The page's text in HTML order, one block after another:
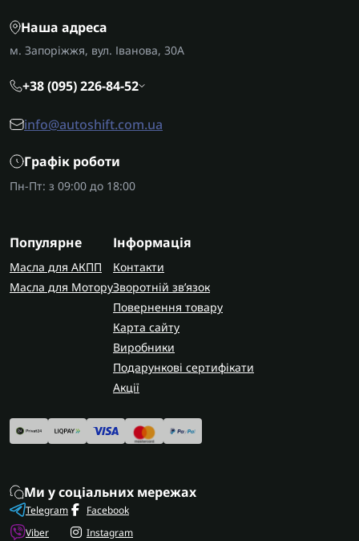
Наша адреса
м. Запоріжжя, вул. Іванова, 30А
+38 (095) 226-84-52
info@autoshift.com.ua
Графік роботи
Пн-Пт: з 09:00 до 18:00
Популярне
Масла для АКПП
Масла для Мотору
Інформація
Контакти
Зворотній зв’язок
Повернення товару
Карта сайту
Виробники
Подарункові сертифікати
Акції
Ми у соціальних мережах
Telegram
Viber
Facebook
Instagram